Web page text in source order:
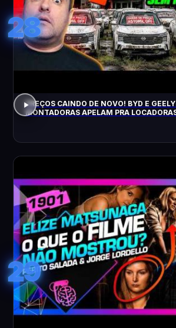
28
PREÇOS CAINDO DE NOVO! BYD E
MONTADORAS APELAM PRA LOCADORAS! O
29